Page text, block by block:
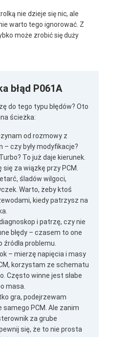
nie dzieje się nic, ale
warto tego ignorować. Z
może zrobić się duży
błąd P061A
do tego typu błędów? Oto
ścieżka:
od rozmowy z
– czy były modyfikacje?
To już daje kierunek.
się za wiązkę przy PCM.
śladów wilgoci,
Warto, żeby ktoś
kiedy patrzysz na
i patrzę, czy nie
błędy – czasem to one
źródła problemu.
– mierzę napięcia i masy
korzystam ze schematu
Często winne jest słabe
masa.
gra, podejrzewam
samego PCM. Ale zanim
za grube
się, że to nie prosta